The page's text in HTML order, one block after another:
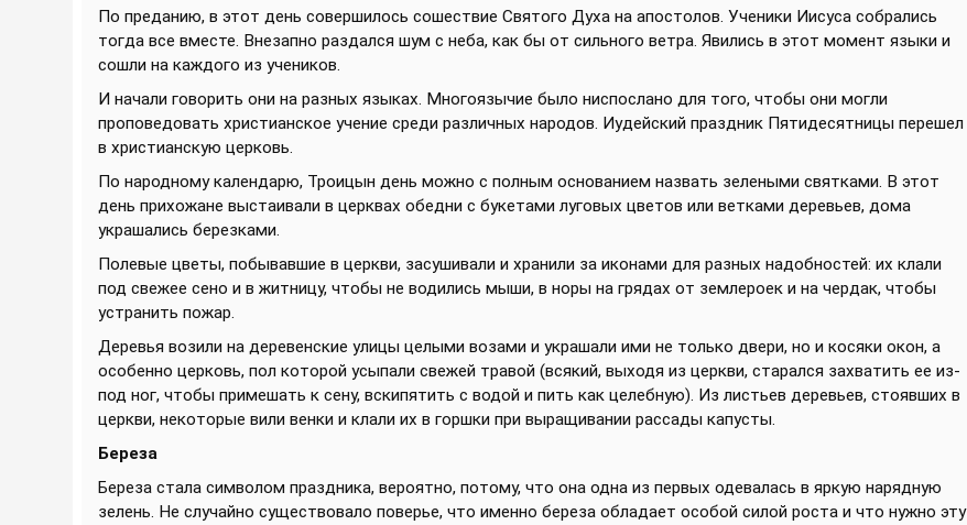
По преданию, в этот день совершилось сошествие Святого Духа на апостолов. Ученики Иисуса собрались
тогда все вместе. Внезапно раздался шум с неба, как бы от сильного ветра. Явились в этот момент языки и
сошли на каждого из учеников.
И начали говорить они на разных языках. Многоязычие было ниспослано для того, чтобы они могли
проповедовать христианское учение среди различных народов. Иудейский праздник Пятидесятницы перешел
в христианскую церковь.
По народному календарю, Троицын день можно с полным основанием назвать зелеными святками. В этот
день прихожане выстаивали в церквах обедни с букетами луговых цветов или ветками деревьев, дома
украшались березками.
Полевые цветы, побывавшие в церкви, засушивали и хранили за иконами для разных надобностей: их клали
под свежее сено и в житницу, чтобы не водились мыши, в норы на грядах от землероек и на чердак, чтобы
устранить пожар.
Деревья возили на деревенские улицы целыми возами и украшали ими не только двери, но и косяки окон, а
особенно церковь, пол которой усыпали свежей травой (всякий, выходя из церкви, старался захватить ее из-
под ног, чтобы примешать к сену, вскипятить с водой и пить как целебную). Из листьев деревьев, стоявших в
церкви, некоторые вили венки и клали их в горшки при выращивании рассады капусты.
Береза
Береза стала символом праздника, вероятно, потому, что она одна из первых одевалась в яркую нарядную
зелень. Не случайно существовало поверье, что именно береза обладает особой силой роста и что нужно эту